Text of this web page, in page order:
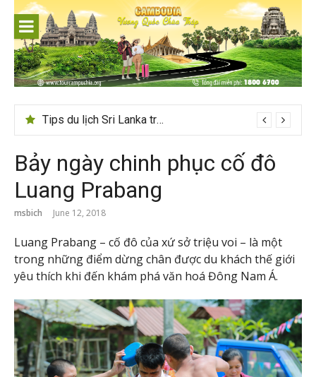
content
Tips du lịch Sri Lanka trọn vẹn cho người mới
Bảy ngày chinh phục cố đô
Luang Prabang
msbich June 12, 2018
Luang Prabang – cố đô của xứ sở triệu voi – là một
trong những điểm dừng chân được du khách thế giới
yêu thích khi đến khám phá văn hoá Đông Nam Á.